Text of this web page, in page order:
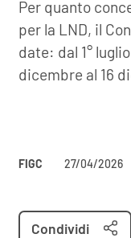
Per quanto
per la LND, il
date: dal 1°
dicembre al 16
FIGC 27/04/2026
Condividi